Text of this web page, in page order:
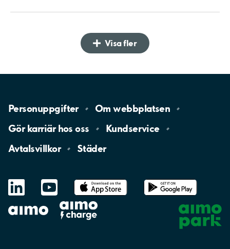
Visa fler
Personuppgifter Omwebbplatsen
Gör karriär hososs
Kundservice
Avtalsvillkor
Städer